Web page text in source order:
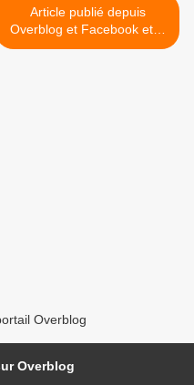
Article publié depuis
Overblog et Facebook et X
(Twitter) >
Overblog
Overblog